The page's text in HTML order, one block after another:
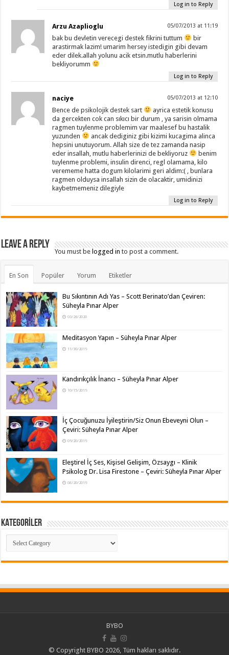
Log in to Reply
Arzu Azaplioglu 05/07/2013 at 11:19
bak bu devletin verecegi destek fikrini tuttum
bir
arastirmak lazim! umarim hersey istedigin gibi devam
eder dilek.allah yolunu acik etsin.mutlu haberlerini
bekliyorumm
Log in to Reply
naciye 05/07/2013 at 12:10
Bence de psikolojik destek sart
ayrica estetik konusu
da gercekten cok can sıkıcı bir durum , ya sarisin olmama
ragmen tuylenme problemim var maalesef bu hastalik
yuzunden
ancak dediginiz gibi kizimi kucagima alinca
hepsini unutuyorum. Allah size de tez zamanda nasip
eder insallah, mutlu haberlerinizi de bekliyoruz
benim
tuylenme problemi, insulin direnci, regl olamama, kilo
verememe hatta dogum kilolarimi geri aldim:( , bunlara
ragmen olduysa insallah sizin de olacaktir, umidinizi
kaybetmemeniz dilegiyle
Log in to Reply
Leave a Reply
You must be logged in to post a comment.
En Son Popüler Yorum Etiketler
Bu Sıkıntının Adı Yas – Scott Berinato’dan Çeviren:
Süheyla Pınar Alper
03/26/2020
Meditasyon Yapın – Süheyla Pınar Alper
11/30/2019
Kandırıkçılık İnancı – Süheyla Pınar Alper
10/15/2019
İç Çocuğunuzu İyileştirin/Siz Onun Ebeveyni Olun –
Çeviri: Süheyla Pınar Alper
09/20/2019
Eleştirel İç Ses, Kişisel Gelişim, Özsaygı – Klinik
Psikolog Dr. Lisa Firestone – Çeviri: Süheyla Pınar Alper
08/20/2019
KATEGORİLER
KATEGORİLER
BYBO
© Copyright BYBO 2026, Tüm hakları saklıdır.